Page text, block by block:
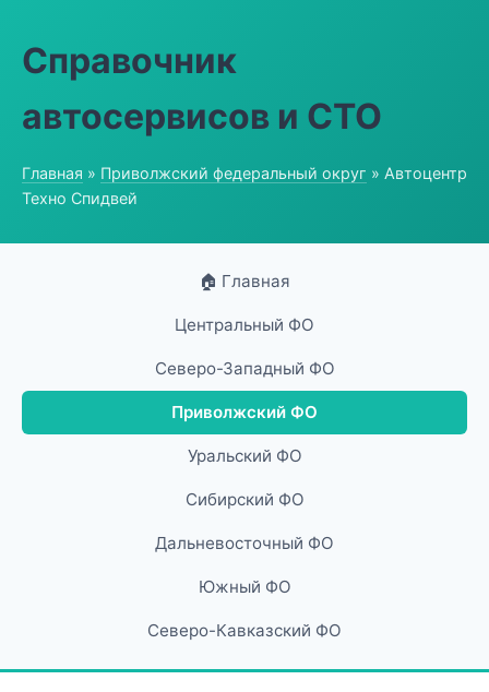
Справочник
автосервисов и СТО
Главная » Приволжский федеральный округ » Автоцентр
Техно Спидвей
🏠 Главная
Центральный ФО
Северо-Западный ФО
Приволжский ФО
Уральский ФО
Сибирский ФО
Дальневосточный ФО
Южный ФО
Северо-Кавказский ФО